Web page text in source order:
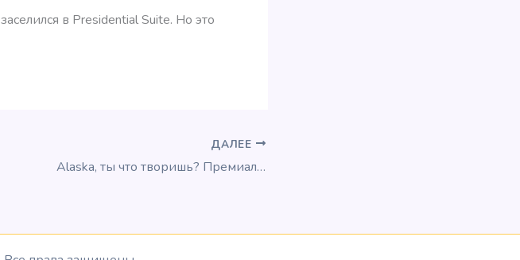
в Presidential Suite. Но это
ДАЛЕЕ
Alaska, ты что творишь? Премиальные билеты больше нельзя выписывать в течение трех дней до вылета